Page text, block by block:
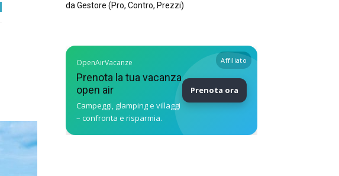
da Gestore (Pro, Contro, Prezzi)
Affiliato
OpenAirVacanze
Prenota la tua vacanza
open air
Campeggi, glamping e villaggi
– confronta e risparmia.
Prenota ora